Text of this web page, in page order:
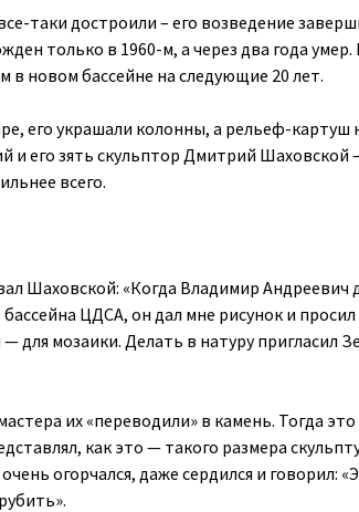
таки достроили – его возведение
только в 1960-м, а через два года умер.
в новом бассейне на следующие 20 лет.
его украшали колонны, а рельеф-картуш
и его зять скульптор Дмитрий Шаховской
всего.
Шаховской: «Когда Владимир Андреевич
ЦДСА, он дал мне рисунок и
для мозаики. Делать в натуру пригласил
их «переводили» в камень. Тогда это
как это — такого размера
огорчался, даже сердился и говорил: